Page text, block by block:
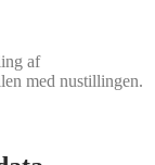
af
med nustillingen.